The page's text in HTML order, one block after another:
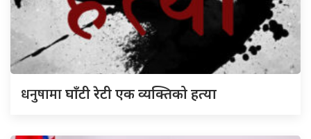
धनुषामाघाँटी रेटी एक व्यक्तिको हत्या